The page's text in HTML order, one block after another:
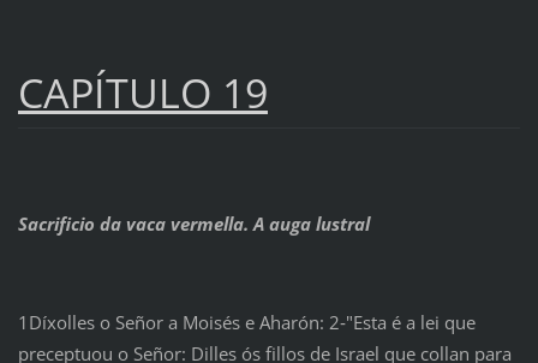
CAPÍTULO 19
Sacrificio da vaca vermella. A auga lustral
1Díxolles o Señor a Moisés e Aharón: 2‑"Esta é a lei que
preceptuou o Señor: Dilles ós fillos de Israel que collan para